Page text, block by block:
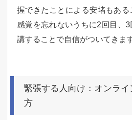
握できたことによる安堵もあ
感覚を忘れないうちに2回目、
講することで自信がついてきます
緊張する人向け：オンラ
方